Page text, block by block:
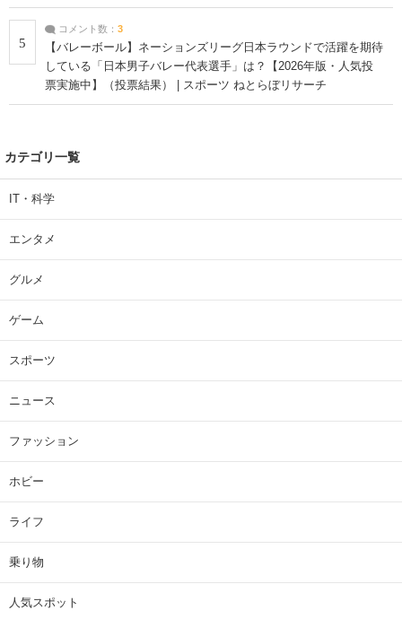
5
コメント数： 3
【バレーボール】ネーションズリーグ日本ラウンドで活躍を期待
している「日本男子バレー代表選手」は？【2026年版・人気投
票実施中】（投票結果） | スポーツ ねとらぼリサーチ
カテゴリ一覧
IT・科学
エンタメ
グルメ
ゲーム
スポーツ
ニュース
ファッション
ホビー
ライフ
乗り物
人気スポット